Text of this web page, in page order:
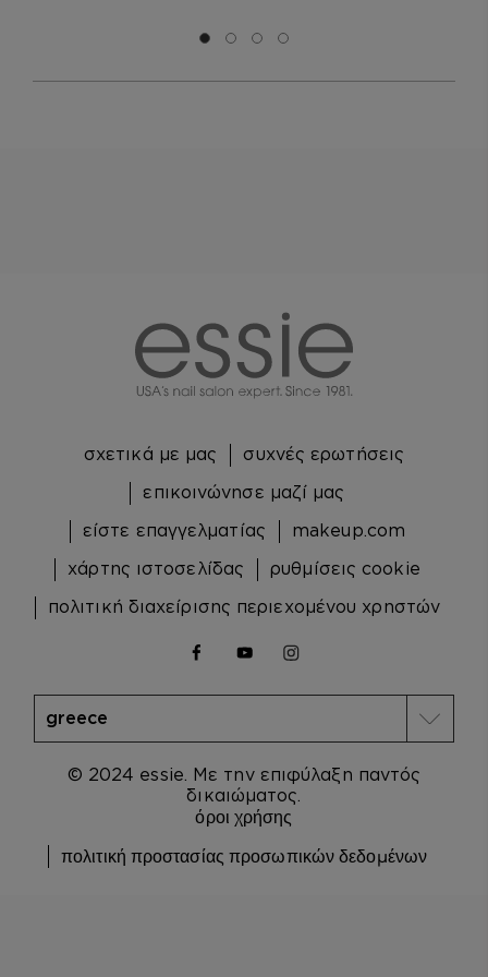
Μετάβαση σε διαφάνεια 0
Μετάβαση σε διαφάνεια 1
Μετάβαση σε διαφάνεια 2
Μετάβαση σε διαφάνεια 3
© 2024 essie. Με την επιφύλαξη παντός
δικαιώματος.
όροι χρήσης
πολιτική προστασίας προσωπικών δεδομένων
σχετικά με μας
συχνές ερωτήσεις
επικοινώνησε μαζί μας
είστε επαγγελματίας
makeup.com
χάρτης ιστοσελίδας
ρυθμίσεις cookie
πολιτική διαχείρισης περιεχομένου χρηστών
facebookyoutubeinstagram